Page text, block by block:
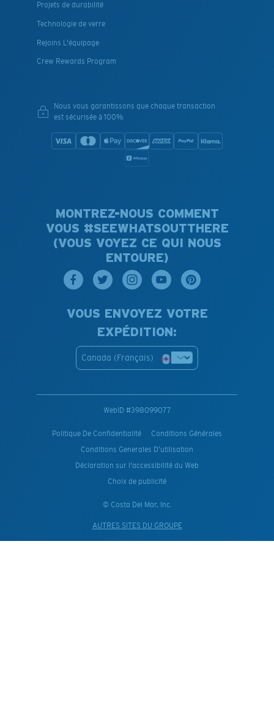
Projets de durabilité
Technologie de verre
Rejoins L'équipage
Crew Rewards Program
Nous vous garantissons que chaque transaction
est sécurisée à 100%
MONTREZ-NOUS COMMENT
VOUS #SEEWHATSOUTTHERE
(VOUS VOYEZ CE QUI NOUS
ENTOURE)
VOUS ENVOYEZ VOTRE
EXPÉDITION:
Canada (Français)
WebID #398099077
Politique De Confidentialité
Conditions Générales
Conditions Generales D’utilisation
Déclaration sur l'accessibilité du Web
Choix de publicité
© Costa Del Mar, Inc.
AUTRES SITES DU GROUPE